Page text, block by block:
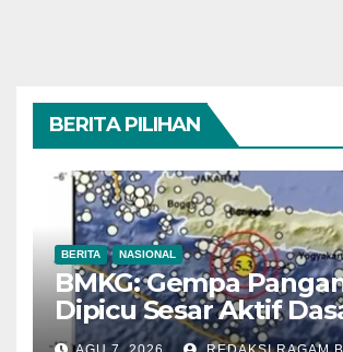
BERITA PILIHAN
BERITA NASIONAL
BMKG: Gempa
Dipicu Sesar Aktif
Getarannya Terasa